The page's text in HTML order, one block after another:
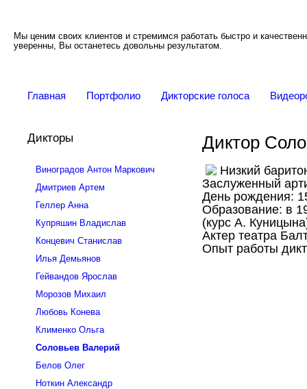
Мы ценим своих клиентов и стремимся работать быстро и
уверенны, Вы останетесь довольны результатом.
Главная Портфолио Дикторские голоса
Диктор
Низкий
Заслуженный
День рождения:
Образование: в
(курс А.
Актер театра
Опыт работы
Дикторы
Виноградов Антон Маркович
Дмитриев Артем
Геллер Анна
Купряшин Владислав
Концевич Станислав
Илья Демьянов
Гейвандов Ярослав
Морозов Михаил
Любовь Конева
Клименко Ольга
Соловьев Валерий
Белов Олег
Ноткин Александр